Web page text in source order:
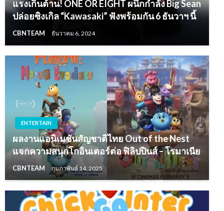
แรงเกินต้าน! ONE OR EIGHT ผนึกกำลัง Big Sean
ปล่อยซิงเกิล “Kawasaki” ฟังพร้อมกัน 6 ธันวาฯ นี้
CBNTEAM ธันวาคม 6, 2024
ENTERTAIN
ผลงานแอนิเมชันสัญชาติไทย Out of the Nest
แจกความสนุกโกอินเตอร์ต่อ ฟิลิปปินส์ – โรมาเนีย
CBNTEAM กุมภาพันธ์ 14, 2025